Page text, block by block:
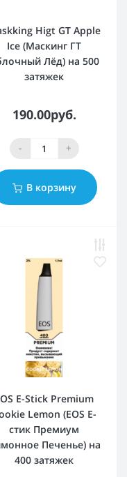
Higt GT Apple
Ice (Маскинг ГТ
Лёд) на 500
затяжек
190.00руб.
- +
В корзину
E-Stick Premium
Lemon (EOS Е-
стик Премиум
Печенье) на
400 затяжек